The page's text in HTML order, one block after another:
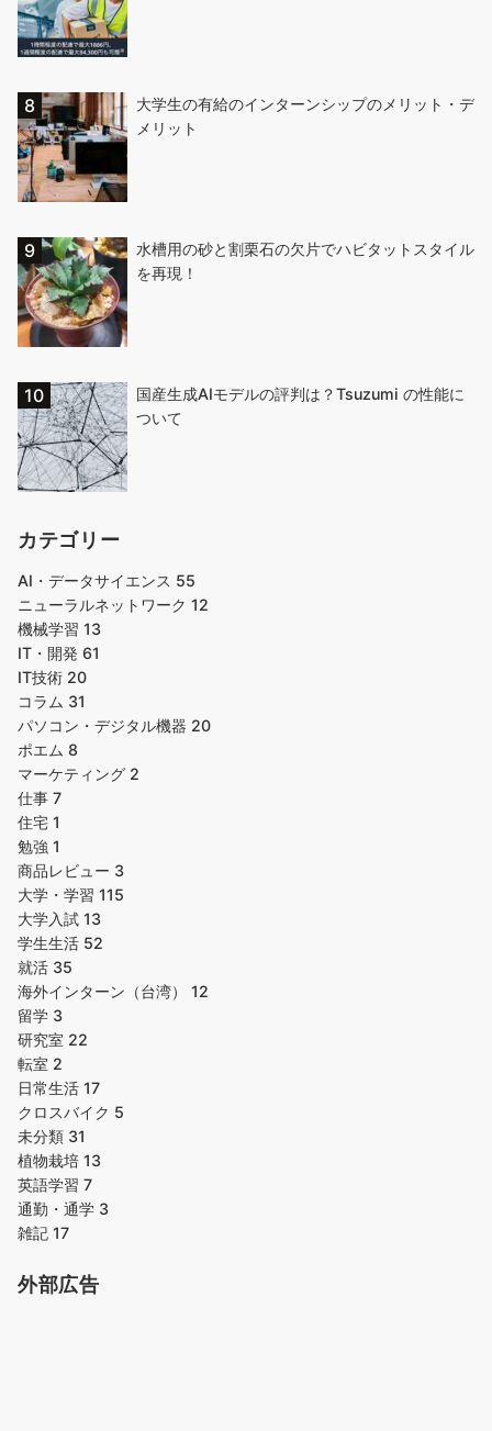
大学生の有給のインターンシップのメリット・デ
メリット
水槽用の砂と割栗石の欠片でハビタットスタイル
を再現！
国産生成AIモデルの評判は？Tsuzumi の性能に
ついて
カテゴリー
AI・データサイエンス 55
ニューラルネットワーク 12
機械学習 13
IT・開発 61
IT技術 20
コラム 31
パソコン・デジタル機器 20
ポエム 8
マーケティング 2
仕事 7
住宅 1
勉強 1
商品レビュー 3
大学・学習 115
大学入試 13
学生生活 52
就活 35
海外インターン（台湾） 12
留学 3
研究室 22
転室 2
日常生活 17
クロスバイク 5
未分類 31
植物栽培 13
英語学習 7
通勤・通学 3
雑記 17
外部広告